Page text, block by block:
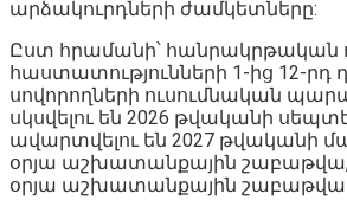
արձակուրդների ժամկետները:
Ըստ հրամանի՝ հանրակրթական
հաստատությունների 1-ից 12-
սովորողների ուսումնական
սկսվելու են 2026 թվականի
ավարտվելու են 2027 թվականի
օրյա աշխատանքային շաբաթվա,
օրյա աշխատանքային շաբաթվա